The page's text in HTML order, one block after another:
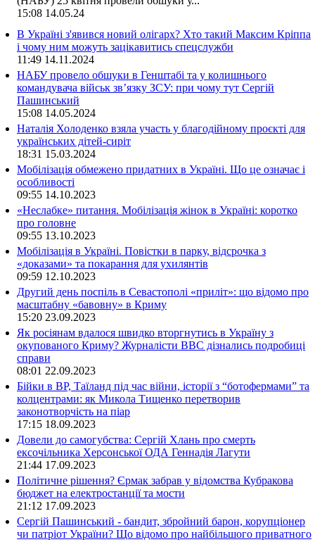
15:08 14.05.24
В Україні з'явився новий олігарх? Хто такий Максим Кріппа
і чому ним можуть зацікавитись спецслужби
11:49 14.11.2024
НАБУ провело обшуки в Генштабі та у колишнього
командувача військ зв’язку ЗСУ: при чому тут Сергій
Пашинський
15:08 14.05.2024
Наталія Холоденко взяла участь у благодійному проєкті для
українських дітей-сиріт
18:31 15.03.2024
Мобілізація обмежено придатних в Україні. Що це означає і
особливості
09:55 14.10.2023
«Неслабке» питання. Мобілізація жінок в Україні: коротко
про головне
09:55 13.10.2023
Мобілізація в Україні. Повістки в парку, відсрочка з
«доказами» та покарання для ухилянтів
09:59 12.10.2023
Другий день поспіль в Севастополі «приліт»: що відомо про
масштабну «бавовну» в Криму
15:20 23.09.2023
Як росіянам вдалося швидко вторгнутись в Україну з
окупованого Криму? Журналісти ВВС дізнались подробиці
справи
08:01 22.09.2023
Бійки в ВР, Таїланд під час війни, історії з “ботофермами” та
колцентрами: як Микола Тищенко перетворив
законотворчість на піар
17:15 18.09.2023
Довели до самогубства: Сергій Хлань про смерть
ексочільника Херсонської ОДА Геннадія Лагути
21:44 17.09.2023
Політичне рішення? Єрмак забрав у відомства Кубракова
бюджет на електростанції та мости
21:12 17.09.2023
Сергій Пашинський - бандит, збройний барон, корупціонер
чи патріот України? Що відомо про найбільшого приватного